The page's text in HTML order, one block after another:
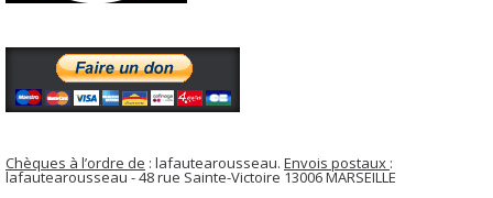
Chèques à l’ordre de : lafautearousseau. Envois postaux :
lafautearousseau - 48 rue Sainte-Victoire 13006 MARSEILLE